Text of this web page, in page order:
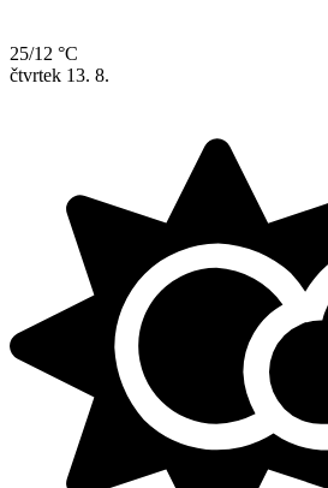
25/12 °C
čtvrtek 13. 8.